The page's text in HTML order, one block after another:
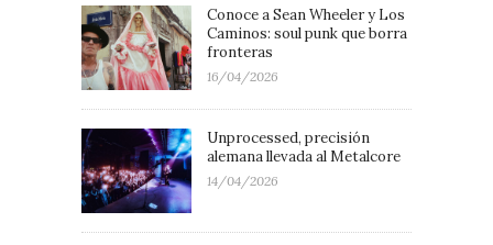
Conoce a Sean Wheeler y Los
Caminos: soul punk que borra
fronteras
16/04/2026
Unprocessed, precisión
alemana llevada al Metalcore
14/04/2026